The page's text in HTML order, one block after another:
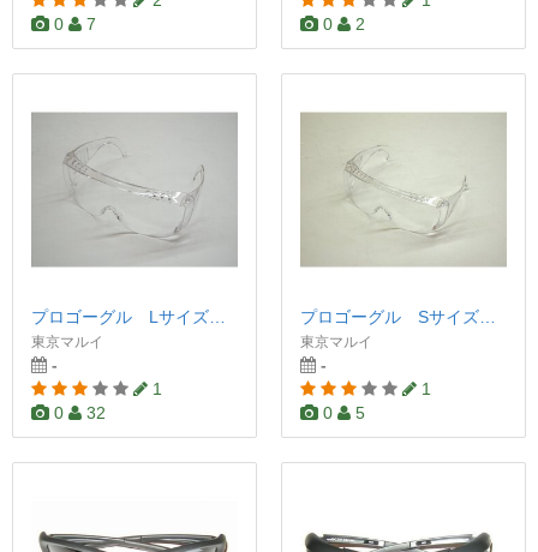
0
7
0
2
プロゴーグル Lサイズ（レギュラーサイズ）
東京マルイ
-
1
0
32
プロゴーグル Sサイズ（キッズサイズ）
東京マルイ
-
1
0
5